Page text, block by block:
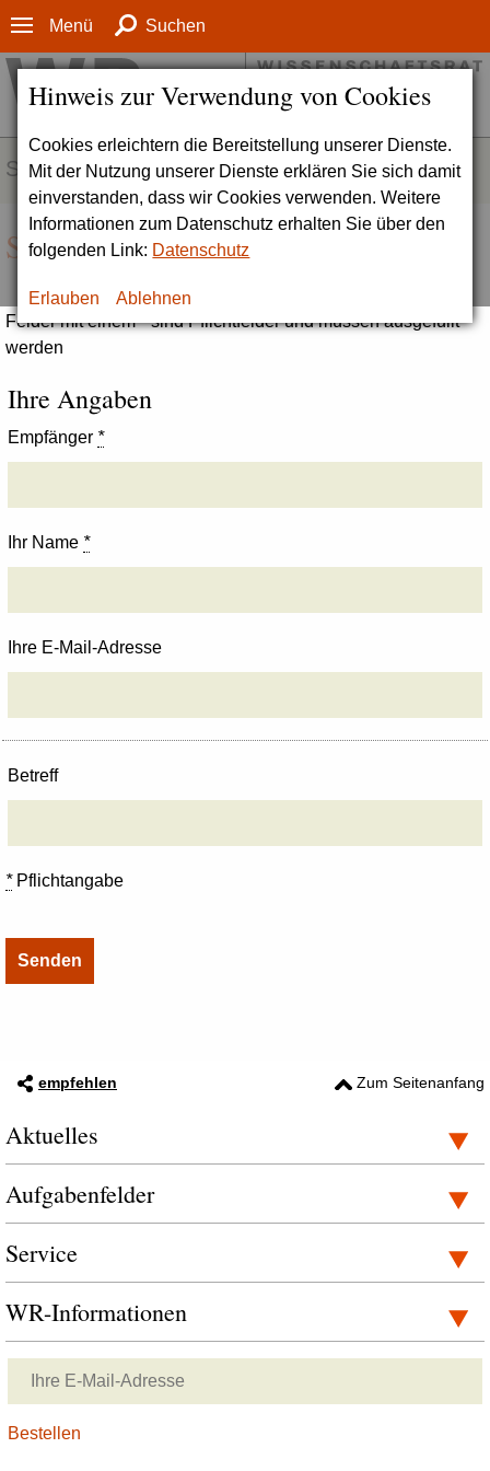
Hinweis zur Verwendung von Cookies
Cookies erleichtern die Bereitstellung unserer Dienste.
Mit der Nutzung unserer Dienste erklären Sie sich damit
einverstanden, dass wir Cookies verwenden. Weitere
Informationen zum Datenschutz erhalten Sie über den
folgenden Link: Datenschutz
Erlauben Ablehnen
Menü Suchen
SERVICE
Seite empfehlen
Felder mit einem * sind Pflichtfelder und müssen ausgefüllt
werden
Ihre Angaben
Empfänger *
Ihr Name *
Ihre E-Mail-Adresse
Betreff
*Pflichtangabe
empfehlen Zum Seitenanfang
Aktuelles
Aufgabenfelder
Service
WR-Informationen